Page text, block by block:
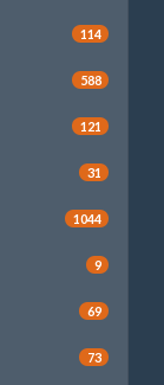
114
588
121
31
1044
9
69
73